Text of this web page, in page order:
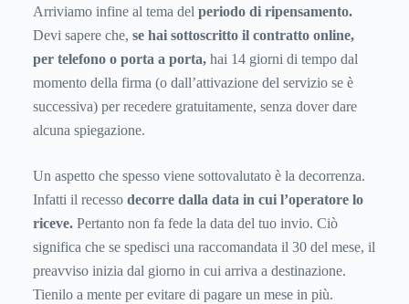
Arriviamo infine al tema del periodo di ripensamento.
Devi sapere che, se hai sottoscritto il contratto online,
per telefono o porta a porta, hai 14 giorni di tempo dal
momento della firma (o dall’attivazione del servizio se è
successiva) per recedere gratuitamente, senza dover dare
alcuna spiegazione.
Un aspetto che spesso viene sottovalutato è la decorrenza.
Infatti il recesso decorre dalla data in cui l’operatore lo
riceve. Pertanto non fa fede la data del tuo invio. Ciò
significa che se spedisci una raccomandata il 30 del mese, il
preavviso inizia dal giorno in cui arriva a destinazione.
Tienilo a mente per evitare di pagare un mese in più.